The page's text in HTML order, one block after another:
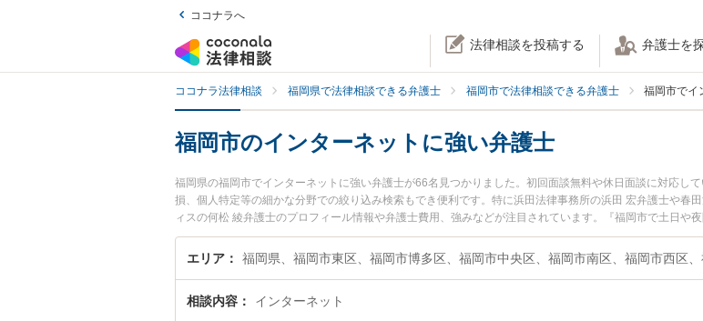
ココナラへ
法律相談を投稿する 弁護士を
ココナラ法律相談 福岡県で法律相談できる弁護士 福岡市で法律相談できる弁護士 福岡市でイ
福岡市のインターネットに強い弁護士
福岡県の福岡市でインターネットに強い弁護士が66名見つかりました。初回面談無料や休日面談に対応し
損、個人特定等の細かな分野での絞り込み検索もでき便利です。特に浜田法律事務所の浜田 宏弁護士や春
ィスの何松 綾弁護士のプロフィール情報や弁護士費用、強みなどが注目されています。『福岡市で土日や
い』『インターネットのトラブル解決の実績豊富な近くの弁護士を検索したい』『初回相談無料でインタ
困りの相談者さんにおすすめです。
エリア 福岡県、福岡市東区、福岡市博多区、福岡市中央区、福岡市南区、福岡市西区
相談内容 インターネット